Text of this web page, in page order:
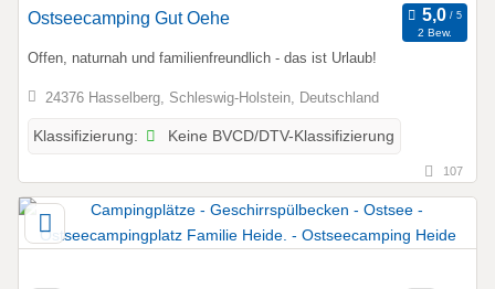
Ostseecamping Gut Oehe
2 Bew.
Offen, naturnah und familienfreundlich - das ist Urlaub!
24376 Hasselberg, Schleswig-Holstein, Deutschland
Klassifizierung: Keine BVCD/DTV-Klassifizierung
107